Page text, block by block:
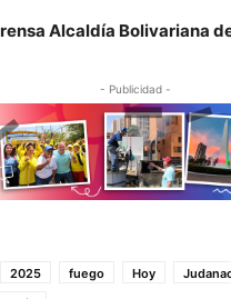
Alcaldía Bolivariana
- Publicidad -
2025 fuego Hoy